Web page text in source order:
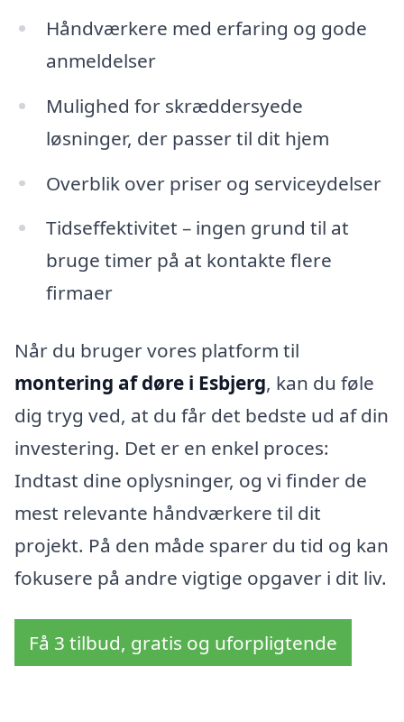
Håndværkere med erfaring og gode
anmeldelser
Mulighed for skræddersyede
løsninger, der passer til dit hjem
Overblik over priser og serviceydelser
Tidseffektivitet – ingen grund til at
bruge timer på at kontakte flere
firmaer
Når du bruger vores platform til
montering af døre i Esbjerg, kan du føle
dig tryg ved, at du får det bedste ud af din
investering. Det er en enkel proces:
Indtast dine oplysninger, og vi finder de
mest relevante håndværkere til dit
projekt. På den måde sparer du tid og kan
fokusere på andre vigtige opgaver i dit liv.
Få 3 tilbud, gratis og uforpligtende